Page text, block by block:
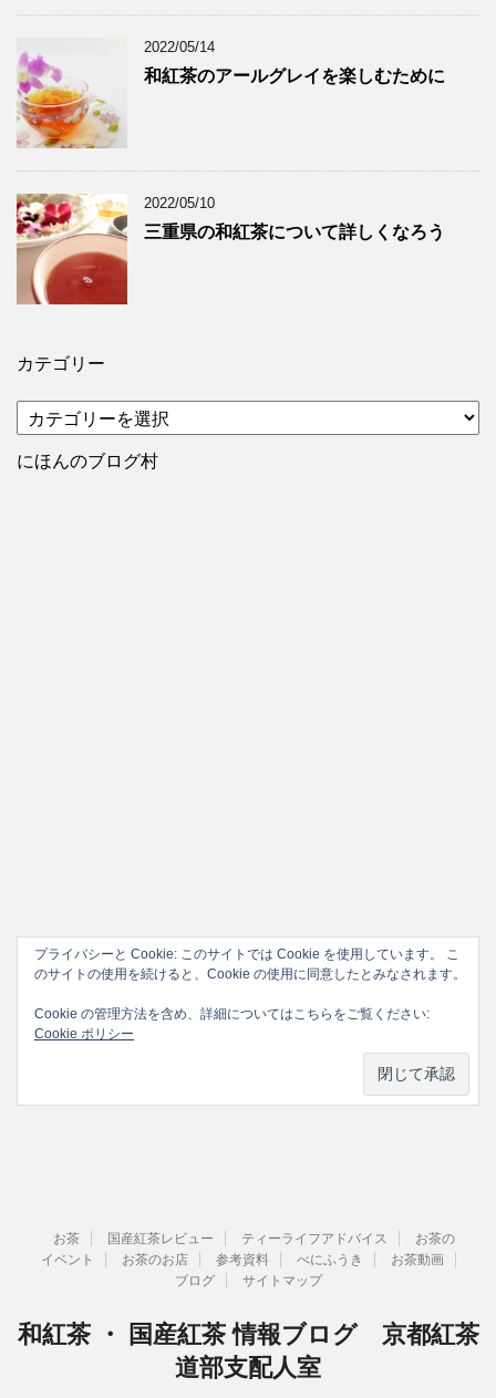
2022/05/14
和紅茶のアールグレイを楽しむために
2022/05/10
三重県の和紅茶について詳しくなろう
カテゴリー
テ
ゴ
にほんのブログ村
プライバシーと Cookie: このサイトでは Cookie を使用しています。 こ
のサイトの使用を続けると、Cookie の使用に同意したとみなされます。
Cookie の管理方法を含め、詳細についてはこちらをご覧ください:
Cookie ポリシー
お茶 国産紅茶レビュー ティーライフアドバイス
お茶の
イベント
お茶のお店 参考資料 べにふうき
お茶動画
ブログ
サイトマップ
和紅茶 ・ 国産紅茶 情報ブログ 京都紅茶
道部支配人室